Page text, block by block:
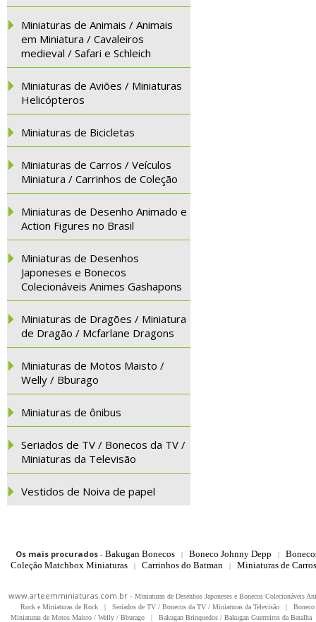
Miniaturas de Animais / Animais
em Miniatura / Cavaleiros
medieval / Safari e Schleich
Miniaturas de Aviões / Miniaturas
Helicópteros
Miniaturas de Bicicletas
Miniaturas de Carros / Veículos
Miniatura / Carrinhos de Coleção
Miniaturas de Desenho Animado e
Action Figures no Brasil
Miniaturas de Desenhos
Japoneses e Bonecos
Colecionáveis Animes Gashapons
Miniaturas de Dragões / Miniatura
de Dragão / Mcfarlane Dragons
Miniaturas de Motos Maisto /
Welly / Bburago
Miniaturas de ônibus
Seriados de TV / Bonecos da TV /
Miniaturas da Televisão
Vestidos de Noiva de papel
Os mais procurados- Bakugan Bonecos | Boneco Johnny Depp |
Coleção Matchbox Miniaturas
| Carrinhos do Batman | Miniaturas de
www.arteemminiaturas.com.br - Miniaturas de Desenhos Japoneses e Bonecos Colecionáveis
Rock e Miniaturas de Rock
| Seriados de TV / Bonecos da TV / Miniaturas da Televisão |
Miniaturas de Motos Maisto / Welly / Bburago
| Bakugan Brinquedos / Bakugan Guerreiros da Batalha